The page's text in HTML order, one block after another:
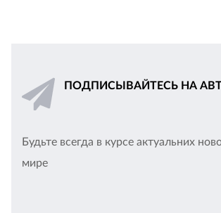
ПОДПИСЫВАЙТЕСЬ НА
Будьте всегда в курсе актуальних
мире